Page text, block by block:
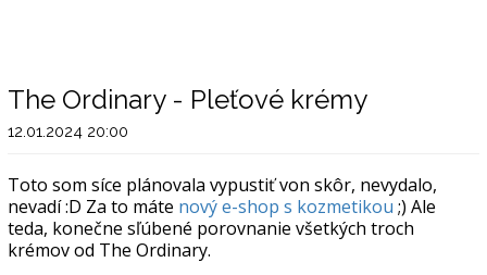
The Ordinary - Pleťové krémy
12.01.2024 20:00
Toto som síce plánovala vypustiť von skôr, nevydalo,
nevadí :D Za to máte nový e-shop s kozmetikou ;) Ale
teda, konečne sľúbené porovnanie všetkých troch
krémov od The Ordinary.